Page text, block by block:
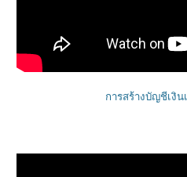
การสร้างบัญชีเงิ